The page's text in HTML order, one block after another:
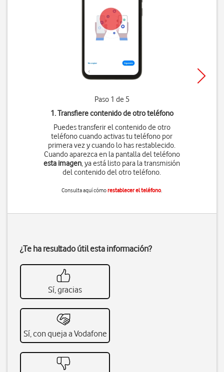
Paso 1 de 5
1. Transfiere contenido de otro teléfono
Puedes transferir el contenido de otro
teléfono cuando activas tu teléfono por
primera vez y cuando lo has restablecido.
Cuando aparezca en la pantalla del teléfono
esta imagen, ya está listo para la transmisión
del contenido del otro teléfono.
Consulta aquí cómorestablecer el teléfono.
¿Te ha resultado útil esta información?
Sí, gracias
Sí, con queja a Vodafone